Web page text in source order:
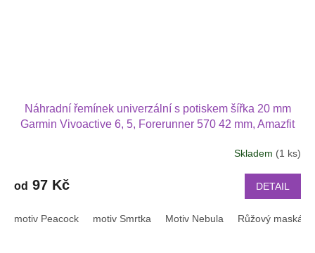
Náhradní řemínek univerzální s potiskem šířka 20 mm
Garmin Vivoactive 6, 5, Forerunner 570 42 mm, Amazfit
produktu
z
Skladem (1 ks)
od 97 Kč DETAIL
motiv Peacock motiv Smrtka Motiv Nebula Růžový maskáč